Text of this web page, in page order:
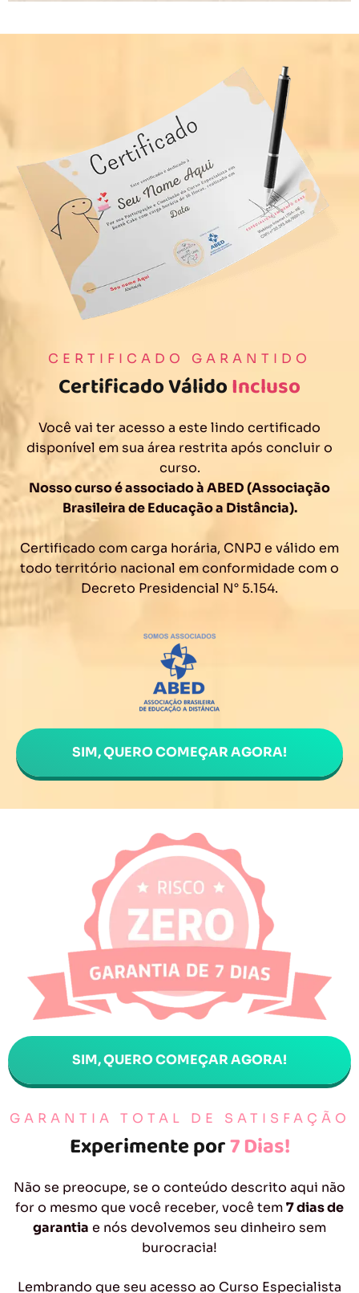
CERTIFICADO GARANTIDO
Certificado VálidoIncluso
Você vai ter acesso a este lindo certificado
disponível em sua área restrita após concluir o
curso.
Nosso curso é associado à ABED (Associação
Brasileira de Educação a Distância).
Certificado com carga horária, CNPJ e válido em
todo território nacional em conformidade com o
Decreto Presidencial N° 5.154.
SIM, QUERO COMEÇAR AGORA!
GARANTIA TOTAL DE SATISFAÇÃO
Experimente por7 Dias!
Não se preocupe, se o conteúdo descrito aqui não
for o mesmo que você receber, você tem7 dias de
garantia e nós devolvemos seu dinheiro sem
burocracia!
Lembrando que seu acesso ao Curso Especialista
SIM, QUERO COMEÇAR AGORA!